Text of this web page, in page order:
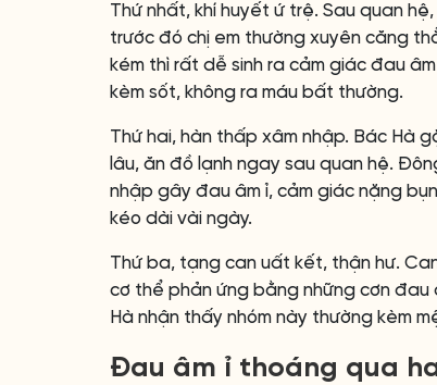
Thứ nhất, khí huyết ứ trệ. Sau quan
trước đó chị em thường xuyên căng
kém thì rất dễ sinh ra cảm giác đau
kèm sốt, không ra máu bất thường.
Thứ hai, hàn thấp xâm nhập. Bác Hà
lâu, ăn đồ lạnh ngay sau quan hệ.
nhập gây đau âm ỉ, cảm giác nặng
kéo dài vài ngày.
Thứ ba, tạng can uất kết, thận hư.
cơ thể phản ứng bằng những cơn
Hà nhận thấy nhóm này thường kèm
Đau âm ỉ thoáng qua